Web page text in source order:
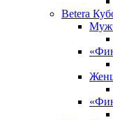
Betera